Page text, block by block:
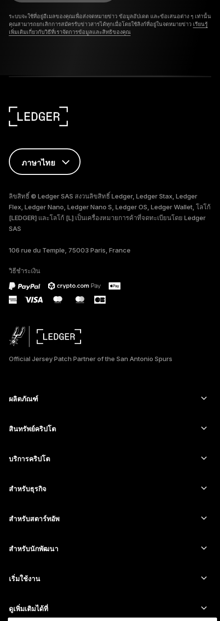
ระบบจะใช้ที่อยู่อีเมลของคุณเพื่อส่งจดหมายข่าว ข้อมูลอัปเดต และข้อเสนอต่าง ๆ เท่านั้น
คุณสามารถยกเลิกการสมัครรับข่าวสารได้ทุกเมื่อโดยใช้ลิงก์ที่อยู่ในจดหมายข่าว เรียนรู้
เพิ่มเติมเกี่ยวกับวิธีที่เราจัดการข้อมูลและสิทธิของคุณ
ภาษาไทย
FRANÇAIS
TÜRKÇE
DEUTSCH
PORTUGUÊS
ลิขสิทธิ์ © Ledger SAS สงวนลิขสิทธิ์ Ledger, Ledger Stax, Ledger
Flex, Ledger Nano, Ledger Nano S, Ledger OS, Ledger Wallet, โลโก้
[LEDGER] และโลโก้ [L] เป็นเครื่องหมายการค้าที่จดทะเบียนโดย Ledger
SAS
106 rue du Temple, 75003 Paris, France
วิธีชำระเงิน
Official Jersey Patch Partner of the San Antonio Spurs
ผลิตภัณฑ์
Hardware Wallet
Ledger Stax
Ledger Nano Classics
Bundles
ผลิตภัณฑ์ทั้งหมด
สินทรัพย์คริปโต
Ethereum Wallet
Cardano wallet
Monero wallet
ดูสินทรัพย์ทั้งหมด
บริการคริปโต
ซื้อคริปโต
สวอปคริปโต
สำหรับธุรกิจ
สำหรับสตาร์ทอัพ
สำหรับนักพัฒนา
เริ่มใช้งาน
Wallet และบริการที่ใช้ร่วมกันได้
ดูเพิ่มเติมได้ที่